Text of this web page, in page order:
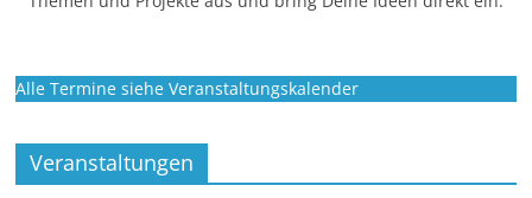
Alle Termine siehe Veranstaltungskalender
Veranstaltungen